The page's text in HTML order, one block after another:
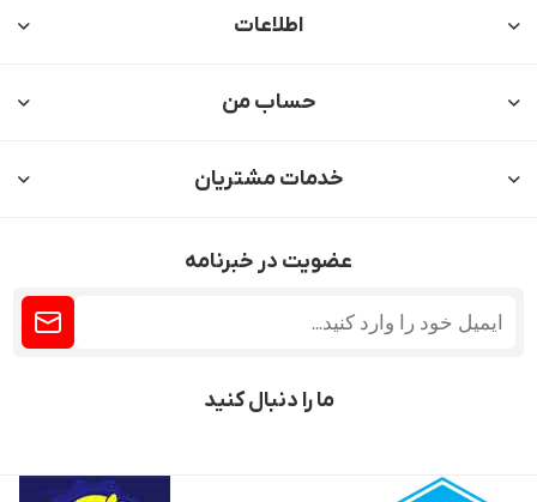
اطلاعات
حساب من
خدمات مشتریان
عضویت در خبرنامه
ما را دنبال کنید